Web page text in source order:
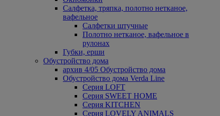
Салфетка, тряпка, полотно нетканое,
вафельное
Салфетки штучные
Полотно нетканое, вафельное в
рулонах
Губки, ерши
Обустройство дома
архив 4/05 Обустройство дома
Обустройство дома Verda Line
Серия LOFT
Серия SWEET HOME
Серия KITCHEN
Серия LOVELY ANIMALS